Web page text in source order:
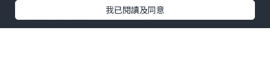
前海壹方城很大，人也不少。
我已閱讀及同意